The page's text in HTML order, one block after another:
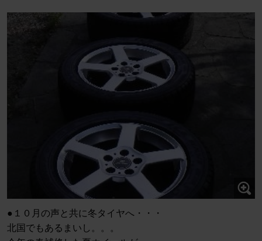
●１０月の声と共に冬タイヤへ・・・
北国でもあるまいし。。。